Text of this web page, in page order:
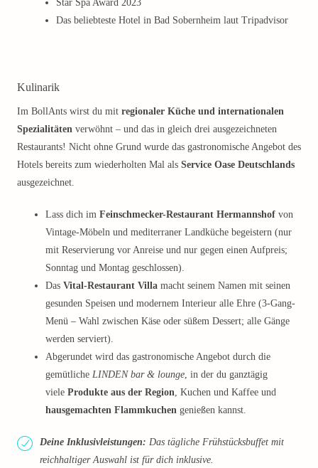
Star Spa Award 2023
Das beliebteste Hotel in Bad Sobernheim laut Tripadvisor
Kulinarik
Im BollAnts wirst du mit regionaler Küche und internationalen
Spezialitäten verwöhnt – und das in gleich drei ausgezeichneten
Restaurants! Nicht ohne Grund wurde das gastronomische Angebot des
Hotels bereits zum wiederholten Mal als Service Oase Deutschlands
ausgezeichnet.
Lass dich im Feinschmecker-Restaurant Hermannshof von
Vintage-Möbeln und mediterraner Landküche begeistern (nur
mit Reservierung vor Anreise und nur gegen einen Aufpreis;
Sonntag und Montag geschlossen).
Das Vital-Restaurant Villa macht seinem Namen mit seinen
gesunden Speisen und modernem Interieur alle Ehre (3-Gang-
Menü – Wahl zwischen Käse oder süßem Dessert; alle Gänge
werden serviert).
Abgerundet wird das gastronomische Angebot durch die
gemütliche LINDEN bar & lounge, in der du ganztägig
viele Produkte aus der Region, Kuchen und Kaffee und
hausgemachten Flammkuchen genießen kannst.
Deine Inklusivleistungen: Das tägliche Frühstücksbuffet mit
reichhaltiger Auswahl ist für dich inklusive.